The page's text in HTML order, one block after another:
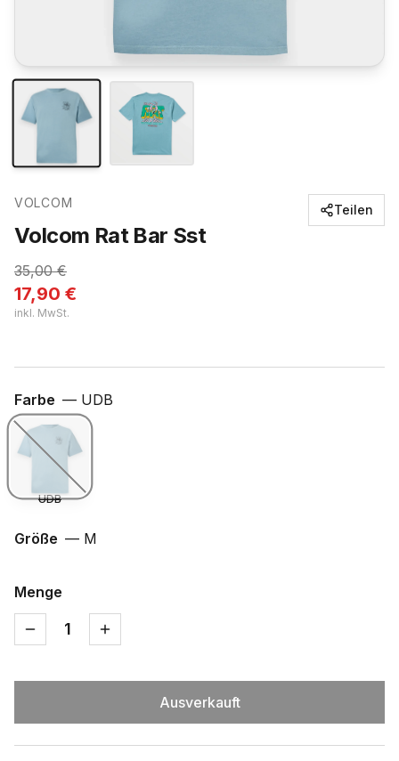
VOLCOM
Volcom Rat Bar Sst
35,00€
17,90 €
inkl. MwSt.
Teilen
Farbe — UDB
UDB
Größe — M
Menge
1
Ausverkauft